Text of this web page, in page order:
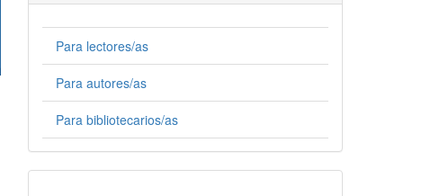
Para lectores/as
Para autores/as
Para bibliotecarios/as